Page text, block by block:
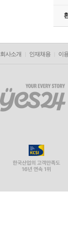
회사소개 인재채용 이